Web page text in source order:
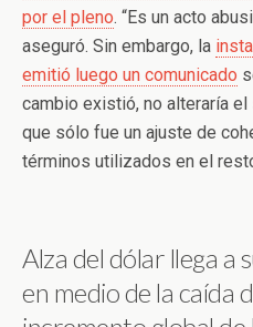
por el pleno. “Es un acto
aseguró. Sin embargo, la
emitió luego un comunicado
cambio existió, no alteraría
que sólo fue un ajuste de
términos utilizados en el
Alza del dólar llega a
en medio de la caída